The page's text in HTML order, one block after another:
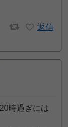
返信
時過ぎには